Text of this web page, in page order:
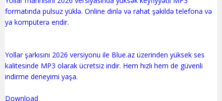
formatında pulsuz yüklə. Online dinlə və rahat şəkildə telefona və
ya kompüterə endir.
Yollar şarkısını 2026 versiyonu ile Blue.az üzerinden yüksek ses
kalitesinde MP3 olarak ücretsiz indir. Hem hızlı hem de güvenli
indirme deneyimi yaşa.
Download